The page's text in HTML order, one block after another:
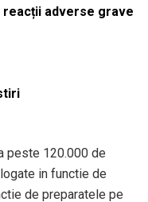
adverse grave
peste 120.000 de
in functie de
de preparatele pe